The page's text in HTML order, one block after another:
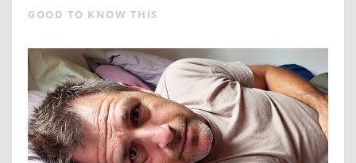
GOOD TO KNOW THIS